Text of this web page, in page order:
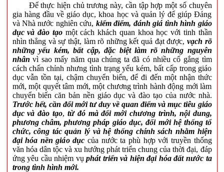
Để thực hiện chủ trương này, cần tập hợp một số chuyên
gia hàng đầu về giáo dục, khoa học và quản lý để giúp Đảng
và Nhà nước nghiên cứu, kiểm điểm, đánh giá tình hình giáo
dục và đào tạomột cách khách quan khoa học với tinh thần
nhìn thẳng và sự thật, làm rõ những kết quả đạt được, vạch rõ
những yếu kém, bất cập, đặc biệt làm rõ những nguyên
nhânvì sao mấy năm qua chúng ta đã có nhiều cố gắng tìm
cách chấn chỉnh nhưng tình trạng yếu kém, bất cấp trong giáo
dục vẫn tồn tại, chậm chuyển biến, để đi đến một nhận thức
mới, một quyết tâm mới, một chương trình hành động mới làm
chuyển biến căn bản nền giáo dục và đào tạo của nước nhà.
Trước hết, cần đổi mới tư duy về quan điểm và mục tiêu giáo
dục và đào tạo, từ đó mà đổi mới chương trình, nội dung,
phương châm, phương pháp giáo dục, đổi mới hệ thống tổ
chức, công tác quản lý và hệ thống chính sách nhằm hiện
đại hóa nền giáo dục của nước ta phù hợp với truyền thống
văn hóa dân tộc và xu hướng phát triển chung của thời đại, đáp
ứng yêu cầu nhiệm vụphát triển và hiện đại hóa đất nước ta
trong tình hình mới.